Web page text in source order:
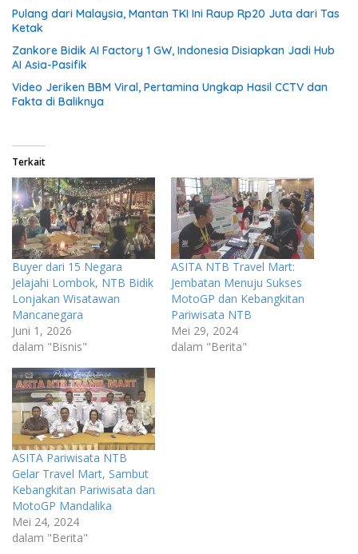
Pulang dari Malaysia, Mantan TKI Ini Raup Rp20 Juta dari Tas
Ketak
Zankore Bidik AI Factory 1 GW, Indonesia Disiapkan Jadi Hub
AI Asia-Pasifik
Video Jeriken BBM Viral, Pertamina Ungkap Hasil CCTV dan
Fakta di Baliknya
Terkait
Buyer dari 15 Negara
Jelajahi Lombok, NTB Bidik
Lonjakan Wisatawan
Mancanegara
Juni 1, 2026
dalam "Bisnis"
ASITA NTB Travel Mart:
Jembatan Menuju Sukses
MotoGP dan Kebangkitan
Pariwisata NTB
Mei 29, 2024
dalam "Berita"
ASITA Pariwisata NTB
Gelar Travel Mart, Sambut
Kebangkitan Pariwisata dan
MotoGP Mandalika
Mei 24, 2024
dalam "Berita"